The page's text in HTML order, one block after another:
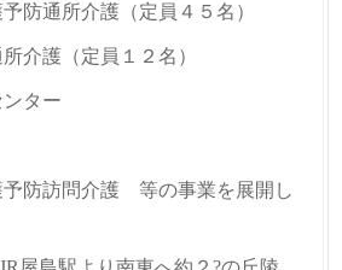
防通所介護（定員４５名）
介護（定員１２名）
ター
予防訪問介護 等の事業を展開し